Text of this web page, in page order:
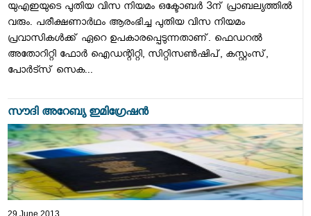
യുഎഇയുടെ പുതിയ വിസ നിയമം ഒക്ടോബർ 3ന് പ്രാബല്യത്തിൽ
വരും. പരീക്ഷണാർഥം ആരംഭിച്ച പുതിയ വിസ നിയമം
പ്രവാസികൾക്ക് ഏറെ ഉപകാരപ്പെടുന്നതാണ്. ഫെഡറൽ
അതോറിറ്റി ഫോർ ഐഡന്റിറ്റി, സിറ്റിസൺഷിപ്, കസ്റ്റംസ്,
പോർട്സ് സെക...
സൗദി അറേബ്യ ഇമിഗ്രേഷന്‍
29 June 2013